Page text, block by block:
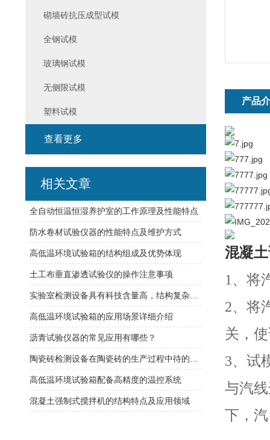
产品
混凝
1、将
2、将
关，
3、试
与汽
下，
砌墙砖抗压成型试模
全钢试模
玻璃钢试模
无侧限试模
塑料试模
查看更多
相关文章
全自动恒温恒湿养护室的工作原理及性能特点
防水卷材试验仪器的性能特点及维护方式
高低温环境试验箱的结构组成及优势体现
土工布垂直渗透试验仪的操作注意事项
高低温环境试验箱的应用场景详细介绍
沥青试验仪器的常见应用有哪些？
高低温环境试验箱配备高精度的温控系统
混凝土强制式搅拌机的结构特点及应用领域